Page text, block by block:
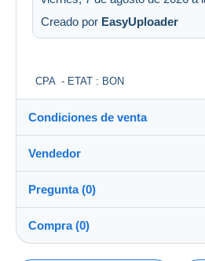
Creado por EasyUploader
CPA - ETAT : BON
Condiciones de venta
Envío tras el pago dentro de los 5
Vendedor
stabilo100%
PRO
Pregunta (0)
Compra (0)